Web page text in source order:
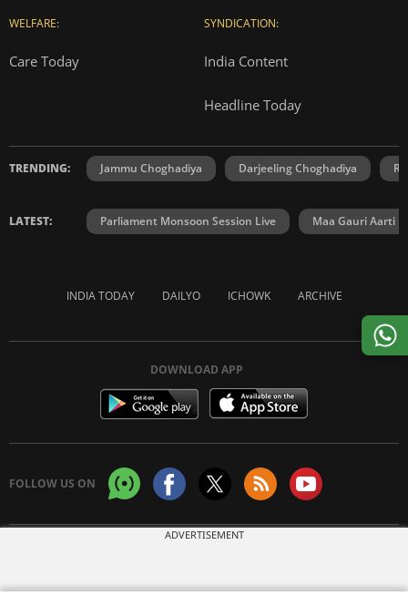
WELFARE:
Care Today
SYNDICATION:
India Content
Headline Today
TRENDING: Jammu Choghadiya Darjeeling Choghadiya
LATEST: Parliament Monsoon Session Live Maa Gauri Aarti
INDIA TODAY DAILYO ICHOWK ARCHIVE
DOWNLOAD APP
FOLLOW US ON
ADVERTISEMENT